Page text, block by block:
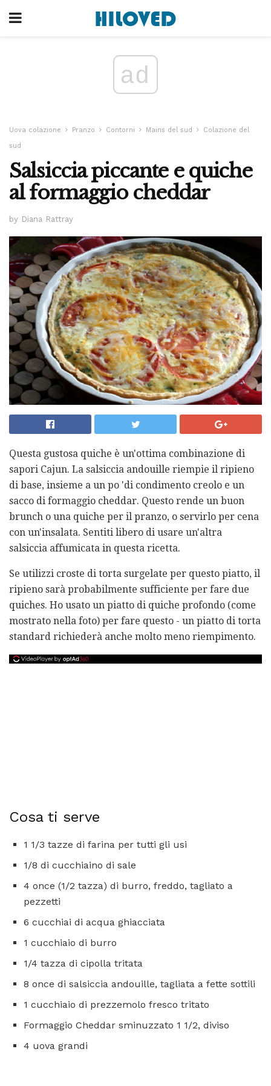
ad
Uova colazione Pranzo Contorni Mains del sud
Colazione del
sud
Salsiccia piccante e quiche
al formaggio cheddar
by Diana Rattray
Questa gustosa quiche è un'ottima combinazione di
sapori Cajun. La salsiccia andouille riempie il ripieno
di base, insieme a un po 'di condimento creolo e un
sacco di formaggio cheddar. Questo rende un buon
brunch o una quiche per il pranzo, o servirlo per cena
con un'insalata. Sentiti libero di usare un'altra
salsiccia affumicata in questa ricetta.
Se utilizzi croste di torta surgelate per questo piatto, il
ripieno sarà probabilmente sufficiente per fare due
quiches. Ho usato un piatto di quiche profondo (come
mostrato nella foto) per fare questo - un piatto di torta
standard richiederà anche molto meno riempimento.
Cosa ti serve
1 1/3 tazze di farina per tutti gli usi
1/8 di cucchiaino di sale
4 once (1/2 tazza) di burro, freddo, tagliato a
pezzetti
6 cucchiai di acqua ghiacciata
1 cucchiaio di burro
1/4 tazza di cipolla tritata
8 once di salsiccia andouille, tagliata a fette sottili
1 cucchiaio di prezzemolo fresco tritato
Formaggio Cheddar sminuzzato 1 1/2, diviso
4 uova grandi